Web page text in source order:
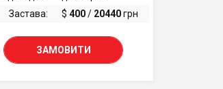
Застава:
$ 400/ 20440грн
ЗАМОВИТИ